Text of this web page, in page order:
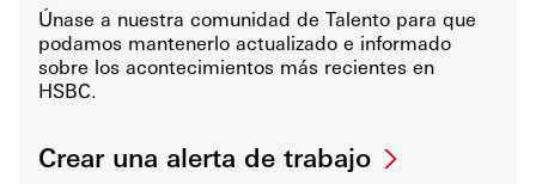
Únase a nuestra comunidad de Talento para que
podamos mantenerlo actualizado e informado
sobre los acontecimientos más recientes en
HSBC.
Crear una alerta de trabajo